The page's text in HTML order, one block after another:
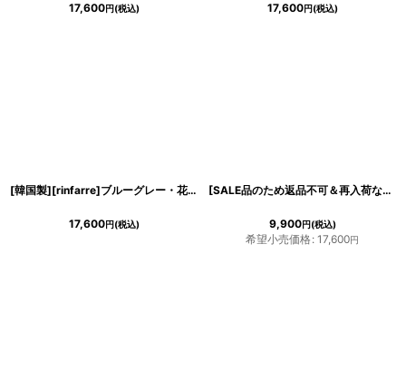
17,600円(税込) 17,600円(税込)
[韓国製][rinfarre]ブルーグレー・花柄・Vネック・カシュクール・シースルー・フリルスリーブ・半袖・マキシ・ラップ・ロングドレス ワンピース[黒木麗奈着用][送料無料]
17,600円(税込)
[SALE品のため返品不可＆再入荷なしの現品限り][韓国製][rinfarre]ブラック・フリル・半袖・チェリー・さくらんぼ・プリント・Vネック・カシュクール・マキシ・ロングドレス・ラップ・ワンピース[MIRIN着用][送料無料]
9,900円(税込)
希望小売価格: 17,600円